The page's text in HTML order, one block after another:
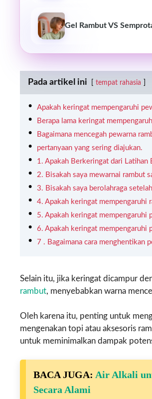
Gel Rambut VS
Pada artikel ini tempat rahasia
Apakah keringat mempengaruhi
Berapa lama keringat
Bagaimana mencegah pewarna
pertanyaan yang sering diajukan.
1. Apakah Berkeringat dari Latihan
2. Bisakah saya mewarnai rambut
3. Bisakah saya berolahraga
4. Apakah keringat mempengaruhi
5. Apakah keringat mempengaruhi
6. Apakah keringat mempengaruhi
7 . Bagaimana cara menghentikan
Selain itu, jika keringat dicampur
rambut, menyebabkan warna
Oleh karena itu, penting untuk
mengenakan topi atau aksesoris
untuk meminimalkan dampak
BACA JUGA: Air Alkali
Secara Alami